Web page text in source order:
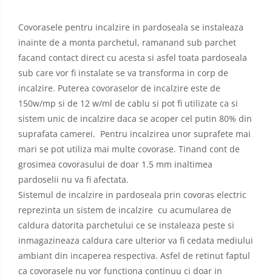
Covorasele pentru incalzire in pardoseala se instaleaza
inainte de a monta parchetul, ramanand sub parchet
facand contact direct cu acesta si asfel toata pardoseala
sub care vor fi instalate se va transforma in corp de
incalzire. Puterea covoraselor de incalzire este de
150w/mp si de 12 w/ml de cablu si pot fi utilizate ca si
sistem unic de incalzire daca se acoper cel putin 80% din
suprafata camerei. Pentru incalzirea unor suprafete mai
mari se pot utiliza mai multe covorase. Tinand cont de
grosimea covorasului de doar 1.5 mm inaltimea
pardoselii nu va fi afectata.
Sistemul de incalzire in pardoseala prin covoras electric
reprezinta un sistem de incalzire cu acumularea de
caldura datorita parchetului ce se instaleaza peste si
inmagazineaza caldura care ulterior va fi cedata mediului
ambiant din incaperea respectiva. Asfel de retinut faptul
ca covorasele nu vor functiona continuu ci doar in